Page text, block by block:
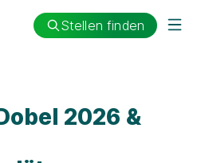
Stellen finden
2026 &